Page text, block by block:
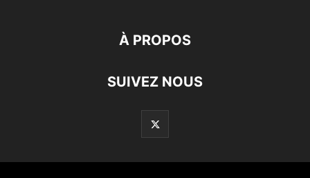
À PROPOS
SUIVEZ NOUS